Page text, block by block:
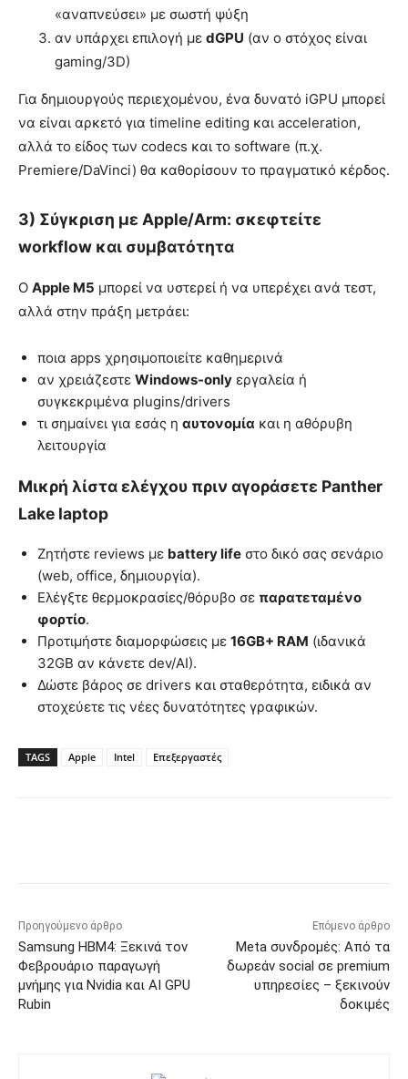
«αναπνεύσει» με σωστή ψύξη
αν υπάρχει επιλογή με dGPU (αν ο στόχος είναι
gaming/3D)
Για δημιουργούς περιεχομένου, ένα δυνατό iGPU μπορεί
να είναι αρκετό για timeline editing και acceleration,
αλλά το είδος των codecs και το software (π.χ.
Premiere/DaVinci) θα καθορίσουν το πραγματικό κέρδος.
3) Σύγκριση με Apple/Arm: σκεφτείτε
workflow και συμβατότητα
Ο Apple M5 μπορεί να υστερεί ή να υπερέχει ανά τεστ,
αλλά στην πράξη μετράει:
ποια apps χρησιμοποιείτε καθημερινά
αν χρειάζεστε Windows-only εργαλεία ή
συγκεκριμένα plugins/drivers
τι σημαίνει για εσάς η αυτονομία και η αθόρυβη
λειτουργία
Μικρή λίστα ελέγχου πριν αγοράσετε Panther
Lake laptop
Ζητήστε reviews με battery life στο δικό σας σενάριο
(web, office, δημιουργία).
Ελέγξτε θερμοκρασίες/θόρυβο σε παρατεταμένο
φορτίο.
Προτιμήστε διαμορφώσεις με 16GB+ RAM (ιδανικά
32GB αν κάνετε dev/AI).
Δώστε βάρος σε drivers και σταθερότητα, ειδικά αν
στοχεύετε τις νέες δυνατότητες γραφικών.
TAGS Apple Intel Επεξεργαστές
Προηγούμενο άρθρο
Samsung HBM4: Ξεκινά τον
Φεβρουάριο παραγωγή
μνήμης για Nvidia και AI GPU
Rubin
Επόμενο άρθρο
Meta συνδρομές: Από τα
δωρεάν social σε premium
υπηρεσίες – ξεκινούν
δοκιμές